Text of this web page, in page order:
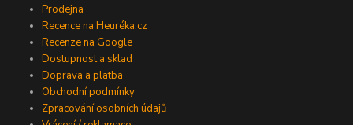
Prodejna
Recence na Heuréka.cz
Recenze na Google
Dostupnost a sklad
Doprava a platba
Obchodní podmínky
Zpracování osobních údajů